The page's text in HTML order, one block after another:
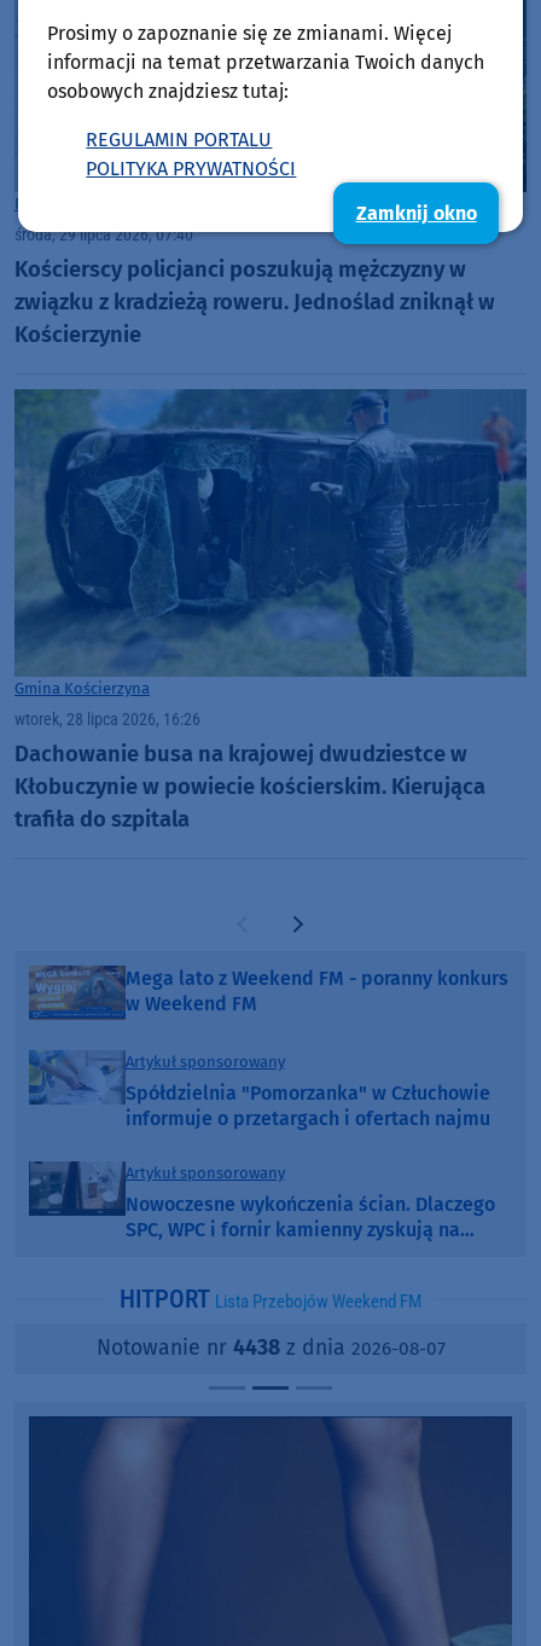
Powiat Kościerski
środa, 29 lipca 2026, 07:40
Kościerscy policjanci poszukują mężczyzny w
związku z kradzieżą roweru. Jednoślad zniknął w
Kościerzynie
Gmina Kościerzyna
wtorek, 28 lipca 2026, 16:26
Dachowanie busa na krajowej dwudziestce w
Kłobuczynie w powiecie kościerskim. Kierująca
trafiła do szpitala
Poprzednia strona
Następna strona
Mega lato z Weekend FM - poranny konkurs
w Weekend FM
Artykuł sponsorowany
Spółdzielnia "Pomorzanka" w Człuchowie
informuje o przetargach i ofertach najmu
Artykuł sponsorowany
Nowoczesne wykończenia ścian. Dlaczego
SPC, WPC i fornir kamienny zyskują na
HITPORT Lista Przebojów Weekend FM
Notowanie nr 4438z dnia 2026-08-07
Prosimy o zapoznanie się ze zmianami. Więcej
informacji na temat przetwarzania Twoich danych
osobowych znajdziesz tutaj:
REGULAMIN PORTALU
POLITYKA PRYWATNOŚCI
Zamknij okno